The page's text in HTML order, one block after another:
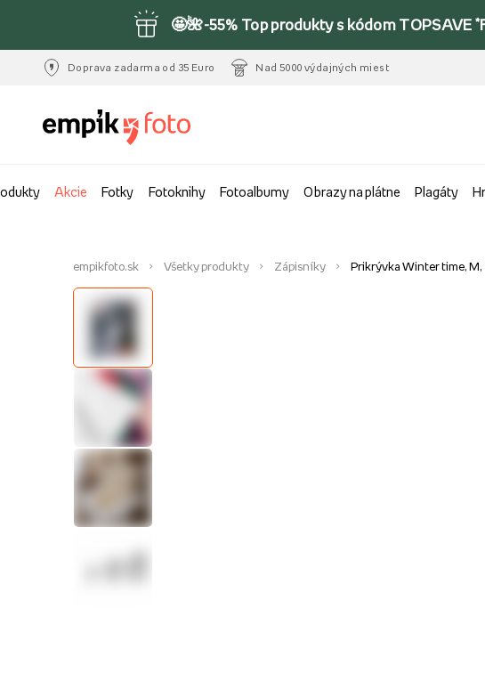
🤩🌺-55% Top produkty s kódom TOPSAVE
Doprava zadarma od 35 Euro Nad 5000 výdajných miest
Akcie Fotky Fotoknihy Fotoalbumy Obrazy na plátne Plagáty
empikfoto.sk Všetky produkty Zápisníky Prikrývka Winter time, M,